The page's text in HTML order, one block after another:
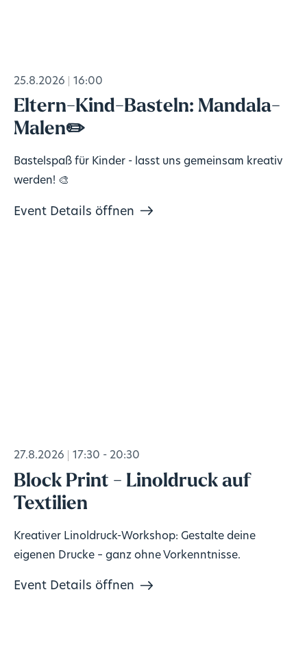
25.8.2026 16:00
Eltern-Kind-Basteln: Mandala-
Malen✏️
Bastelspaß für Kinder - lasst uns gemeinsam kreativ
werden! 🎨
Event Details öffnen
27.8.2026 17:30 - 20:30
Block Print - Linoldruck auf
Textilien
Kreativer Linoldruck-Workshop: Gestalte deine
eigenen Drucke – ganz ohne Vorkenntnisse.
Event Details öffnen